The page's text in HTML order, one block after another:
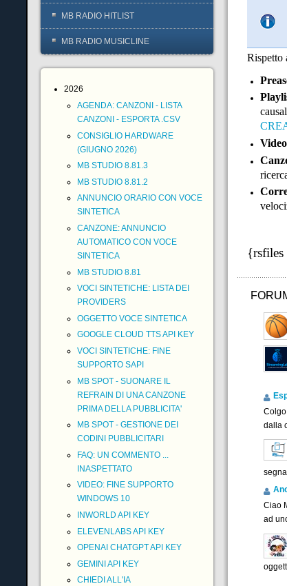
Rispetto
dalla
Ciao
ad
MB RADIO HITLIST
MB RADIO MUSICLINE
2026
AGENDA: CANZONI - LISTA
CANZONI - ESPORTA .CSV
CONSIGLIO HARDWARE
(GIUGNO 2026)
MB STUDIO 8.81.3
MB STUDIO 8.81.2
ANNUNCIO ORARIO CON VOCE
SINTETICA
CANZONE: ANNUNCIO
AUTOMATICO CON VOCE
SINTETICA
MB STUDIO 8.81
VOCI SINTETICHE: LISTA DEI
PROVIDERS
OGGETTO VOCE SINTETICA
GOOGLE CLOUD TTS API KEY
VOCI SINTETICHE: FINE
SUPPORTO SAPI
MB SPOT - SUONARE IL
REFRAIN DI UNA CANZONE
PRIMA DELLA PUBBLICITA'
MB SPOT - GESTIONE DEI
CODINI PUBBLICITARI
FAQ: UN COMMENTO ...
INASPETTATO
VIDEO: FINE SUPPORTO
WINDOWS 10
INWORLD API KEY
ELEVENLABS API KEY
OPENAI CHATGPT API KEY
GEMINI API KEY
CHIEDI ALL'IA